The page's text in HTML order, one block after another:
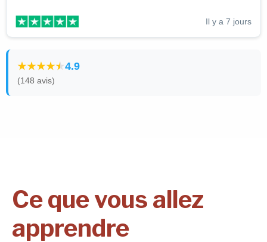
Il y a 7 jours
4.9
(148 avis)
Ce que vous allez
apprendre